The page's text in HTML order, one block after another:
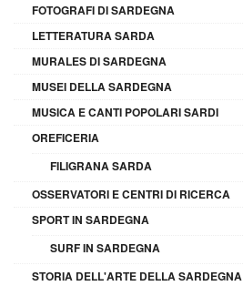
FOTOGRAFI DI SARDEGNA
LETTERATURA SARDA
MURALES DI SARDEGNA
MUSEI DELLA SARDEGNA
MUSICA E CANTI POPOLARI SARDI
OREFICERIA
FILIGRANA SARDA
OSSERVATORI E CENTRI DI RICERCA
SPORT IN SARDEGNA
SURF IN SARDEGNA
STORIA DELL'ARTE DELLA SARDEGNA